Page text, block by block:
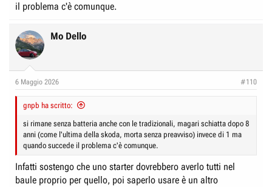
il problema c'è comunque.
Mo Dello
6 Maggio 2026 #110
gnpb ha scritto:
si rimane senza batteria anche con le tradizionali, magari schiatta dopo 8
anni (come l'ultima della skoda, morta senza preavviso) invece di 1 ma
quando succede il problema c'è comunque.
Infatti sostengo che uno starter dovrebbero averlo tutti nel
baule proprio per quello, poi saperlo usare è un altro